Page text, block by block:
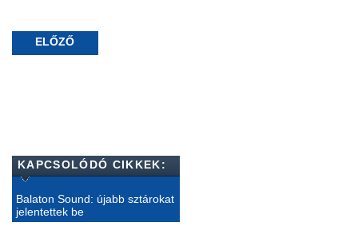
ELŐZŐ
KAPCSOLÓDÓ CIKKEK:
Balaton Sound: újabb sztárokat
jelentettek be